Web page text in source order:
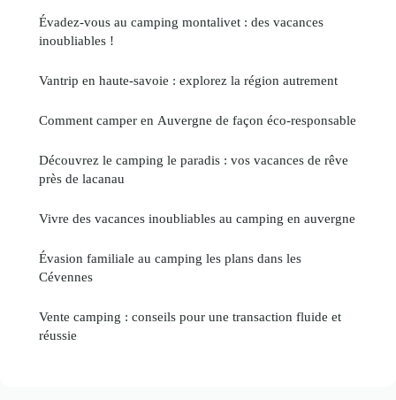
Évadez-vous au camping montalivet : des vacances
inoubliables !
Vantrip en haute-savoie : explorez la région autrement
Comment camper en Auvergne de façon éco-responsable
Découvrez le camping le paradis : vos vacances de rêve
près de lacanau
Vivre des vacances inoubliables au camping en auvergne
Évasion familiale au camping les plans dans les
Cévennes
Vente camping : conseils pour une transaction fluide et
réussie